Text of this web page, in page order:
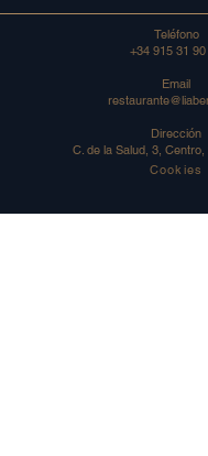
Teléfono
+34 915 31
Email
Dirección
C. de la Salud, 3,
Cookies